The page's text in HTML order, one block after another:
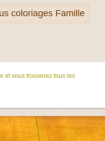
coloriages Famille
et vous trouverez tous les